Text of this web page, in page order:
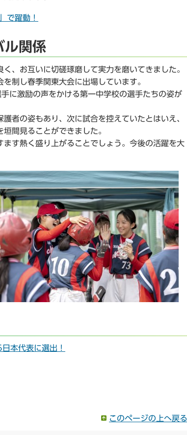
で躍動！
ル関係
、お互いに切磋琢磨して実力を磨いてきました。
制し春季関東大会に出場しています。
に激励の声をかける第一中学校の選手たちの姿が
者の姿もあり、次に試合を控えていたとはいえ、
間見ることができました。
す熱く盛り上がることでしょう。今後の活躍を大
本代表に選出！
このページの上へ戻る